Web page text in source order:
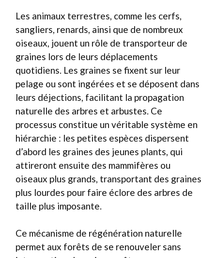
Les animaux terrestres, comme les cerfs,
sangliers, renards, ainsi que de nombreux
oiseaux, jouent un rôle de transporteur de
graines lors de leurs déplacements
quotidiens. Les graines se fixent sur leur
pelage ou sont ingérées et se déposent dans
leurs déjections, facilitant la propagation
naturelle des arbres et arbustes. Ce
processus constitue un véritable système en
hiérarchie : les petites espèces dispersent
d’abord les graines des jeunes plants, qui
attireront ensuite des mammifères ou
oiseaux plus grands, transportant des graines
plus lourdes pour faire éclore des arbres de
taille plus imposante.
Ce mécanisme de régénération naturelle
permet aux forêts de se renouveler sans